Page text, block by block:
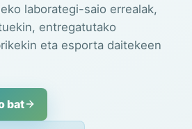
laborategi-saio errealak,
entregatutako
eta esporta daitekeen
bat